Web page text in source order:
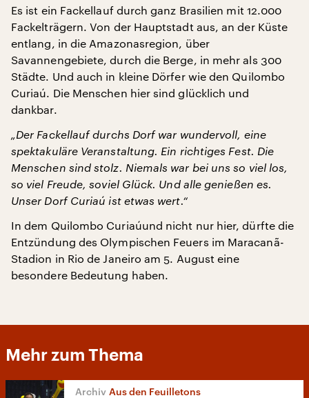
Es ist ein Fackellauf durch ganz Brasilien mit 12.000
Fackelträgern. Von der Hauptstadt aus, an der Küste
entlang, in die Amazonasregion, über
Savannengebiete, durch die Berge, in mehr als 300
Städte. Und auch in kleine Dörfer wie den Quilombo
Curiaú. Die Menschen hier sind glücklich und
dankbar.
„Der Fackellauf durchs Dorf war wundervoll, eine
spektakuläre Veranstaltung. Ein richtiges Fest. Die
Menschen sind stolz. Niemals war bei uns so viel los,
so viel Freude, soviel Glück. Und alle genießen es.
Unser Dorf Curiaú ist etwas wert.“
In dem Quilombo Curiaúund nicht nur hier, dürfte die
Entzündung des Olympischen Feuers im Maracanã-
Stadion in Rio de Janeiro am 5. August eine
besondere Bedeutung haben.
Mehr zum Thema
Aus den Feuilletons